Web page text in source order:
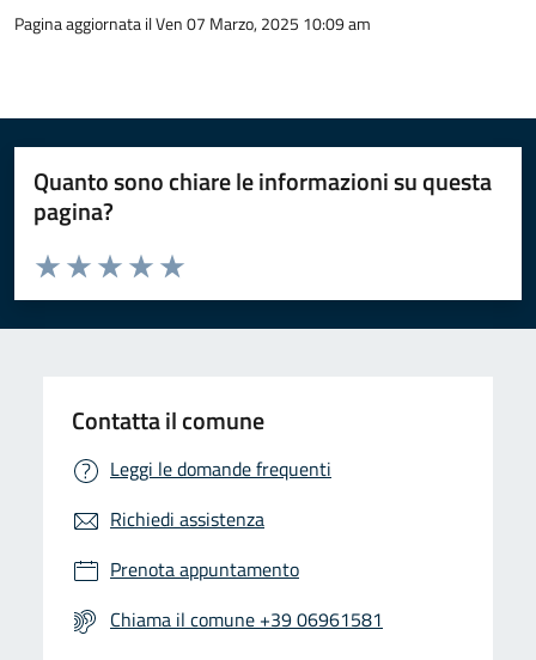
Pagina aggiornata il Ven 07 Marzo, 2025 10:09 am
Quanto sono chiare le informazioni su questa
pagina?
Valuta da 1 a 5 stelle la pagina
Valuta 5 stelle su 5
Valuta 4 stelle su 5
Valuta 3 stelle su 5
Valuta 2 stelle su 5
Valuta 1 stelle su 5
Contatta il comune
Leggi le domande frequenti
Richiedi assistenza
Prenota appuntamento
Chiama il comune +39 06961581